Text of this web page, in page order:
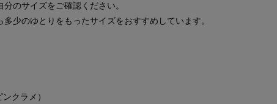
のサイズをご確認ください。
少のゆとりをもったサイズをおすすめしています。
クラメ）